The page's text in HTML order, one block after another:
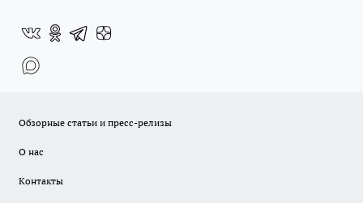
Обзорные статьи и пресс-релизы
О нас
Контакты